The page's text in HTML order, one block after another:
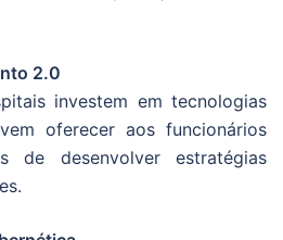
2.0
investem em tecnologias
oferecer aos funcionários
de desenvolver estratégias